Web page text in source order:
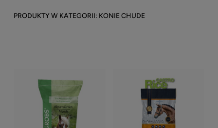
KONIE CHUDE